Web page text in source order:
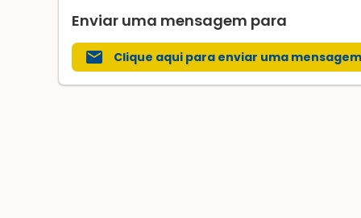
Enviar uma mensagem para
mail Clique aqui para enviar uma mensagem